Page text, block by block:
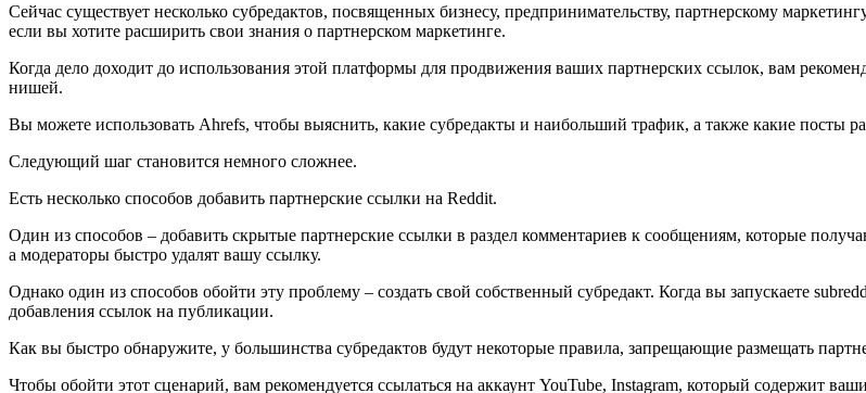
Сейчас существует несколько субредактов, посвященных бизнесу, предпринимательству, партнерскому
если вы хотите расширить свои знания о партнерском маркетинге.
Когда дело доходит до использования этой платформы для продвижения ваших партнерских ссылок, вам
нишей.
Вы можете использовать Ahrefs, чтобы выяснить, какие субредакты и наибольший трафик, а также какие посты
Следующий шаг становится немного сложнее.
Есть несколько способов добавить партнерские ссылки на Reddit.
Один из способов – добавить скрытые партнерские ссылки в раздел комментариев к сообщениям, которые
а модераторы быстро удалят вашу ссылку.
Однако один из способов обойти эту проблему – создать свой собственный субредакт. Когда вы запускаете
добавления ссылок на публикации.
Как вы быстро обнаружите, у большинства субредактов будут некоторые правила, запрещающие размещать
Чтобы обойти этот сценарий, вам рекомендуется ссылаться на аккаунт YouTube, Instagram, который содержит